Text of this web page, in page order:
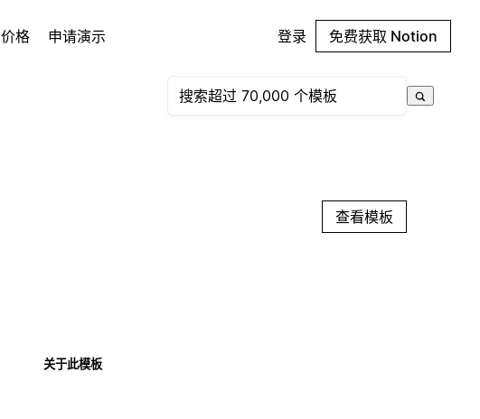
价格 申请演示 登录 免费获取 Notion
查看模板
关于此模板